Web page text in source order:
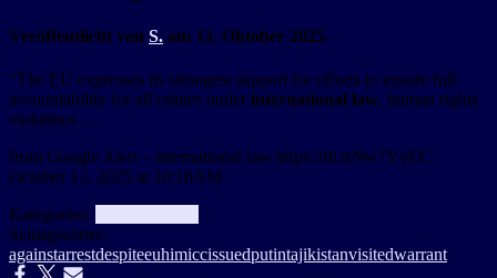
Veröffentlicht von S. am 13. Oktober 2025
“The EU expresses its strongest support for efforts to ensure full
accountability for all crimes under international law, human rights
violations …
from Google Alert – international law https://ift.tt/9w7YyEC
October 13, 2025 at 10:10AM
Kategorien:
Schlagwörter:
againstarrestdespiteeuhimiccissuedputintajikistanvisitedwarrant